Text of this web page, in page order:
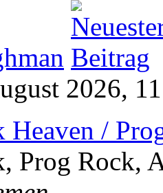
2026,
Heaven /
Prog Rock,